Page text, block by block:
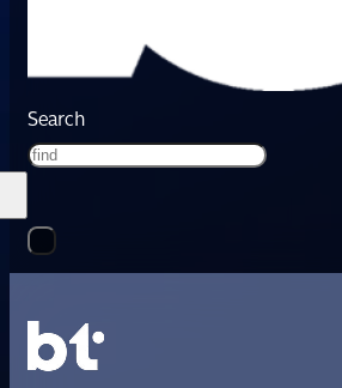
Search